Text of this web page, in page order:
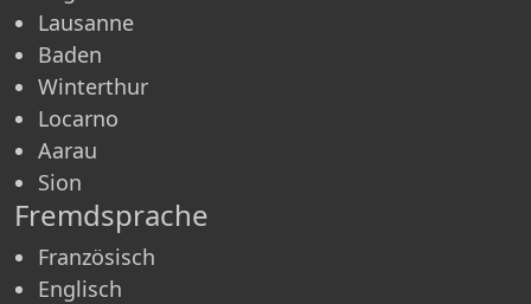
Lausanne
Baden
Winterthur
Locarno
Aarau
Sion
Fremdsprache
Französisch
Englisch